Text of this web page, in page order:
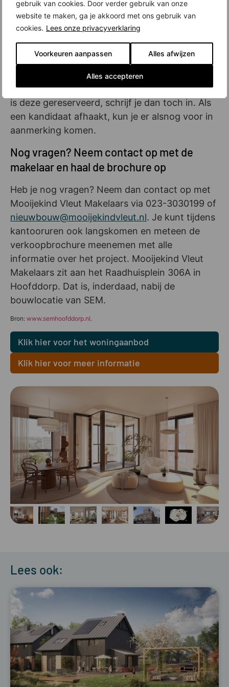
gebruik van cookies. Door verder gebruik van onze
website te maken, ga je akkoord met ons gebruik van
cookies. Lees onze privacyverklaring
Voorkeuren aanpassen Alles afwijzen
Alles accepteren
met de makelaar
Heb je belangstelling voor een
woningaanbodop de projectwebsite, maak een
account aan en schrijf je in voor de woning van
jouw voorkeur. Staat die woning onder optie of
is deze gereserveerd, schrijf je dan toch in. Als
een kandidaat afhaakt, kun je er alsnog voor in
aanmerking komen.
Nog vragen? Neem contact op met de
makelaar en haal de brochure op
Heb je nog vragen? Neem dan contact op met
Mooijekind Vleut Makelaars via 023-3030199 of
nieuwbouw@mooijekindvleut.nl. Je kunt tijdens
kantooruren ook langskomen en meteen de
verkoopbrochure meenemen met alle
informatie over het project. Mooijekind Vleut
Makelaars zit aan het Raadhuisplein 306A in
Hoofddorp. Dat is, inderdaad, nabij de
bouwlocatie van SEM.
Bron: www.semhoofddorp.nl.
Klik hier voor het woningaanbod
Klik hier voor meer informatie
Lees ook: